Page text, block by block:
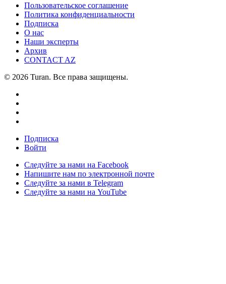
Пользовательское соглашение
Политика конфиденциальности
Подписка
О нас
Наши эксперты
Архив
CONTACT AZ
© 2026 Turan. Все права защищены.
Подписка
Войти
Следуйте за нами на Facebook
Напишите нам по электронной почте
Следуйте за нами в Telegram
Следуйте за нами на YouTube